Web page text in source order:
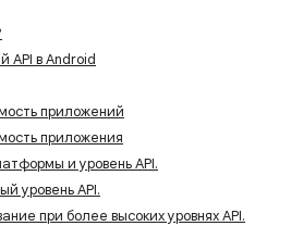
API в Android
приложений
приложения
и уровень API.
уровень API.
при более высоких уровнях API.